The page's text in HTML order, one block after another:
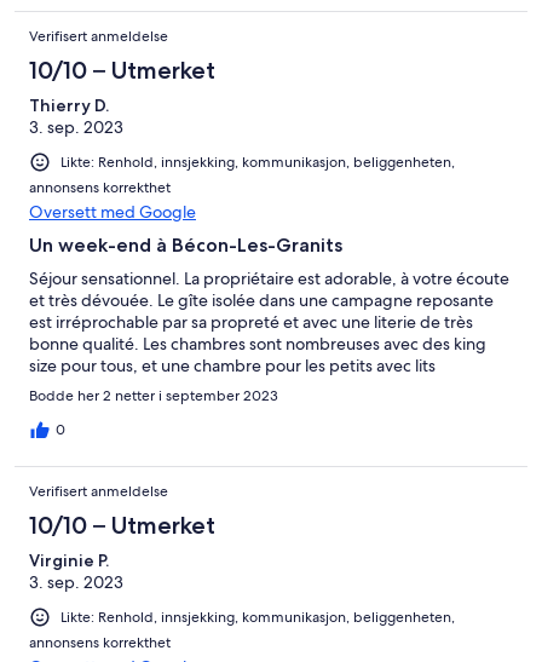
Verifisert anmeldelse
10/10 – Utmerket
Thierry D.
3. sep. 2023
Likte: Renhold, innsjekking, kommunikasjon, beliggenheten,
annonsens korrekthet
Oversett med Google
Un week-end à Bécon-Les-Granits
Séjour sensationnel. La propriétaire est adorable, à votre écoute
et très dévouée. Le gîte isolée dans une campagne reposante
est irréprochable par sa propreté et avec une literie de très
bonne qualité. Les chambres sont nombreuses avec des king
size pour tous, et une chambre pour les petits avec lits
superposés. La cuisine est géniale avec un équipement complet
et la piscine située dans un petit patio a fait la joie des petits .. et
des grands. Et tout à disposition: grandes tables intérieure et
Venez qui que vous soyez et en nombre : aucune déception.
Mille mercis Alix.
Bodde her 2 netter i september 2023
0
Verifisert anmeldelse
10/10 – Utmerket
Virginie P.
3. sep. 2023
Likte: Renhold, innsjekking, kommunikasjon, beliggenheten,
annonsens korrekthet